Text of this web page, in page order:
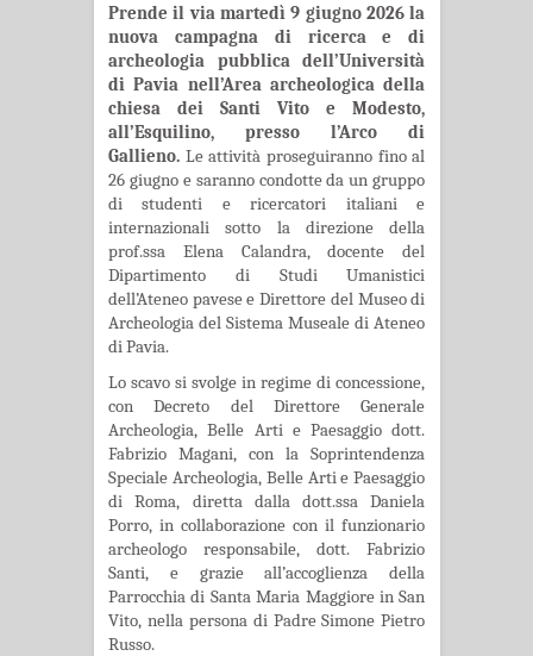
Prende il via martedì 9 giugno 2026 la
nuova campagna di ricerca e di
archeologia pubblica dell’Università
di Pavia nell’Area archeologica della
chiesa dei Santi Vito e Modesto,
all’Esquilino, presso l’Arco di
Gallieno. Le attività proseguiranno fino al
26 giugno e saranno condotte da un gruppo
di studenti e ricercatori italiani e
internazionali sotto la direzione della
prof.ssa Elena Calandra, docente del
Dipartimento di Studi Umanistici
dell’Ateneo pavese e Direttore del Museo di
Archeologia del Sistema Museale di Ateneo
di Pavia.
Lo scavo si svolge in regime di concessione,
con Decreto del Direttore Generale
Archeologia, Belle Arti e Paesaggio dott.
Fabrizio Magani, con la Soprintendenza
Speciale Archeologia, Belle Arti e Paesaggio
di Roma, diretta dalla dott.ssa Daniela
Porro, in collaborazione con il funzionario
archeologo responsabile, dott. Fabrizio
Santi, e grazie all’accoglienza della
Parrocchia di Santa Maria Maggiore in San
Vito, nella persona di Padre Simone Pietro
Russo.